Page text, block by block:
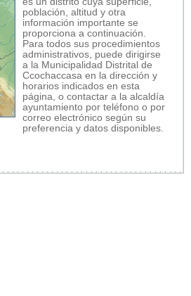
población, altitud y otra
información importante se
proporciona a continuación.
Para todos sus procedimientos
administrativos, puede dirigirse
a la Municipalidad Distrital de
Ccochaccasa en la dirección y
horarios indicados en esta
página, o contactar a la alcaldía
ayuntamiento por teléfono o por
correo electrónico según su
preferencia y datos disponibles.